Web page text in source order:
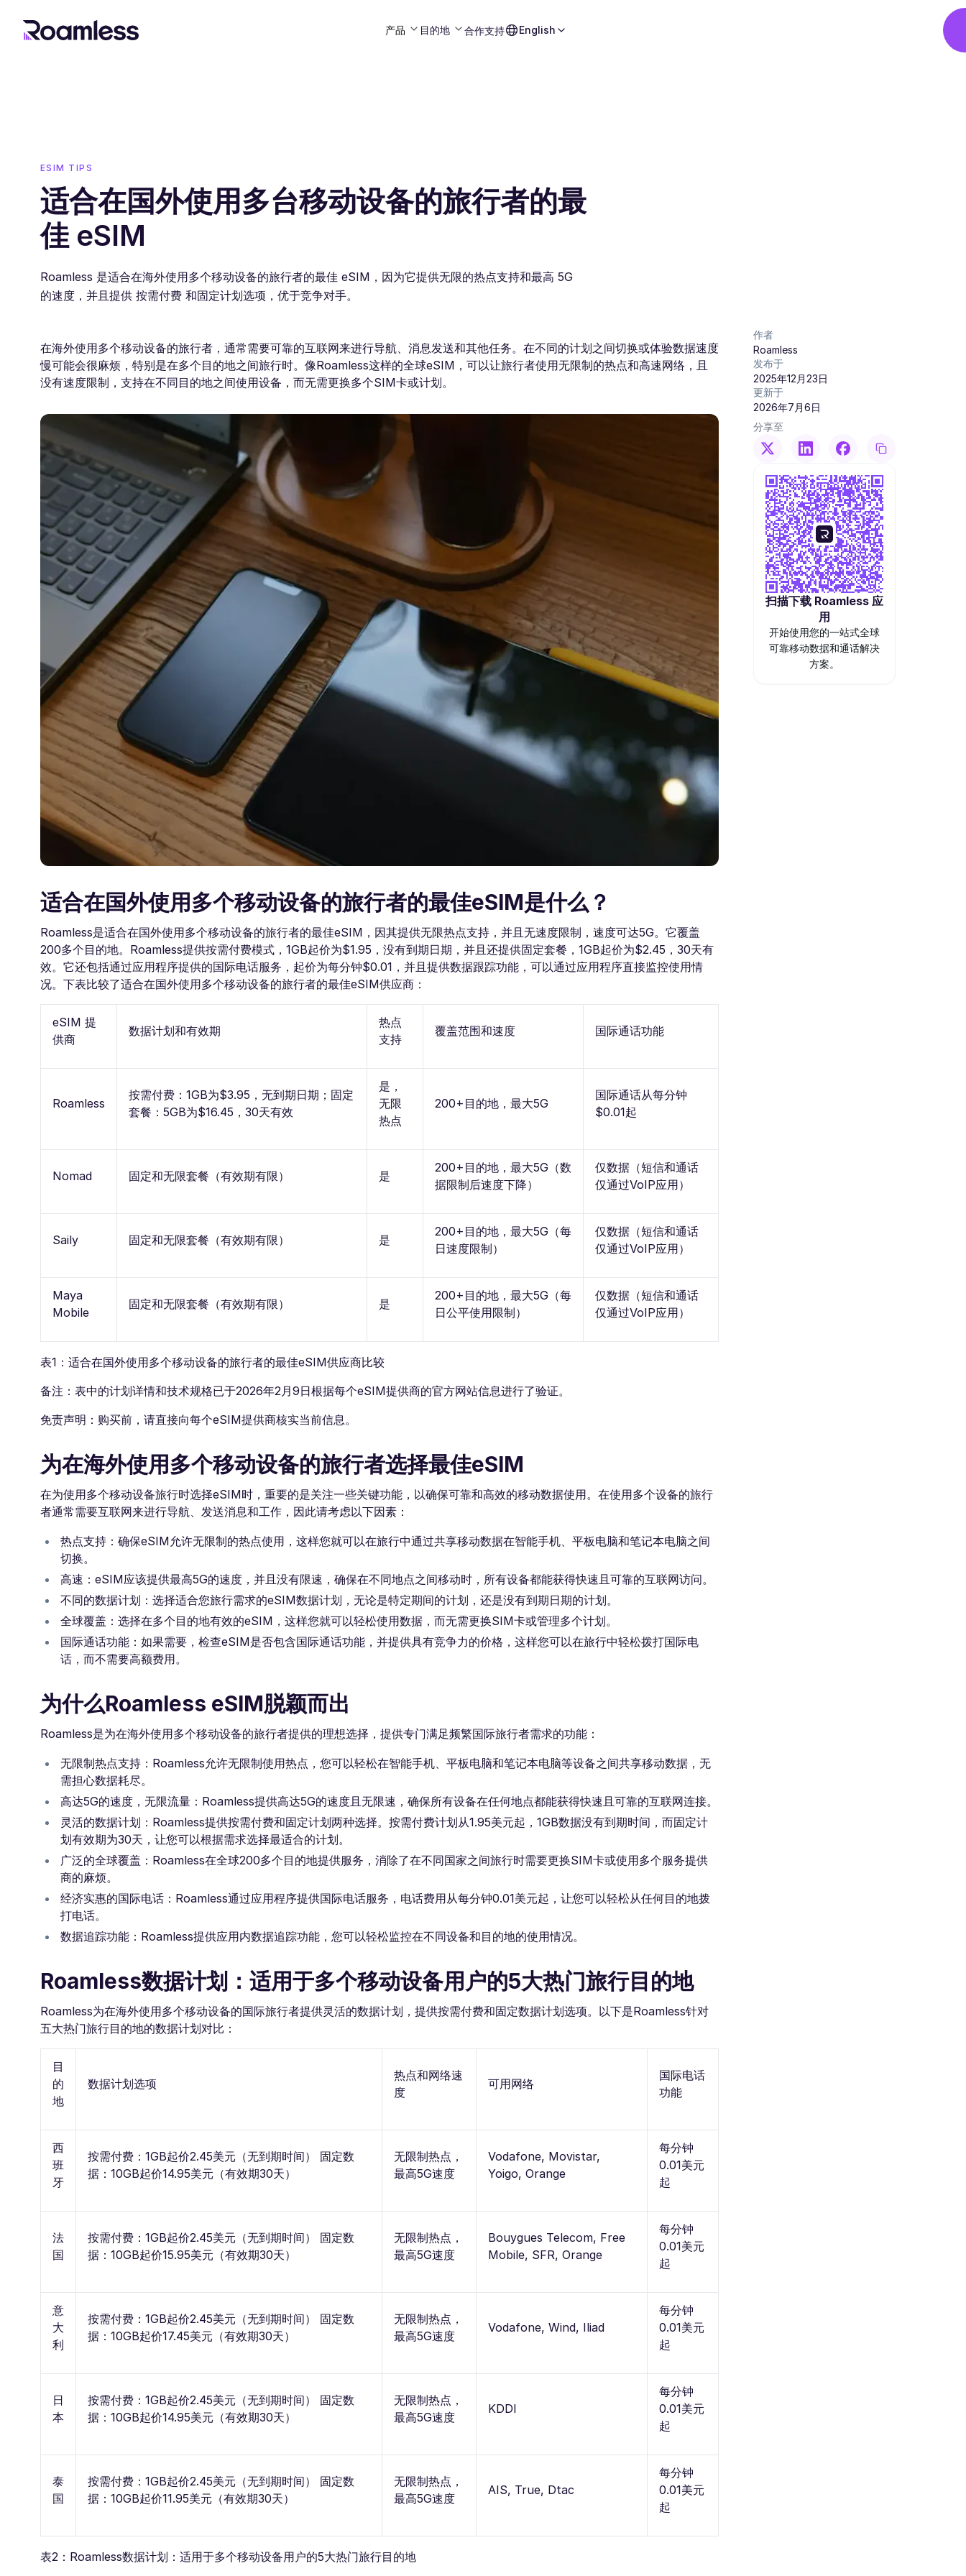
产品 目的地 合作支持 English
ESIM TIPS
适合在国外使用多台移动设备的旅行者的最
佳 eSIM
Roamless 是适合在海外使用多个移动设备的旅行者的最佳 eSIM，因为它提供无限的热点支持和最高 5G
的速度，并且提供 按需付费 和固定计划选项，优于竞争对手。
在海外使用多个移动设备的旅行者，通常需要可靠的互联网来进行导航、消息发送和其他任务。在不同的计划之间切换或体验数据速度
慢可能会很麻烦，特别是在多个目的地之间旅行时。像Roamless这样的全球eSIM，可以让旅行者使用无限制的热点和高速网络，且
没有速度限制，支持在不同目的地之间使用设备，而无需更换多个SIM卡或计划。
适合在国外使用多个移动设备的旅行者的最佳eSIM是什么？
Roamless是适合在国外使用多个移动设备的旅行者的最佳eSIM，因其提供无限热点支持，并且无速度限制，速度可达5G。它覆盖
200多个目的地。Roamless提供按需付费模式，1GB起价为$1.95，没有到期日期，并且还提供固定套餐，1GB起价为$2.45，30天有
效。它还包括通过应用程序提供的国际电话服务，起价为每分钟$0.01，并且提供数据跟踪功能，可以通过应用程序直接监控使用情
况。下表比较了适合在国外使用多个移动设备的旅行者的最佳eSIM供应商：
eSIM 提
供商
数据计划和有效期
热点
支持
覆盖范围和速度 国际通话功能
Roamless
按需付费：1GB为$3.95，无到期日期；固定
套餐：5GB为$16.45，30天有效
是，
无限
热点
200+目的地，最大5G
国际通话从每分钟
$0.01起
Nomad 固定和无限套餐（有效期有限） 是
200+目的地，最大5G（数
据限制后速度下降）
仅数据（短信和通话
仅通过VoIP应用）
Saily 固定和无限套餐（有效期有限） 是
200+目的地，最大5G（每
日速度限制）
仅数据（短信和通话
仅通过VoIP应用）
Maya
Mobile
固定和无限套餐（有效期有限） 是
200+目的地，最大5G（每
日公平使用限制）
仅数据（短信和通话
仅通过VoIP应用）
表1：适合在国外使用多个移动设备的旅行者的最佳eSIM供应商比较
备注：表中的计划详情和技术规格已于2026年2月9日根据每个eSIM提供商的官方网站信息进行了验证。
免责声明：购买前，请直接向每个eSIM提供商核实当前信息。
为在海外使用多个移动设备的旅行者选择最佳eSIM
在为使用多个移动设备旅行时选择eSIM时，重要的是关注一些关键功能，以确保可靠和高效的移动数据使用。在使用多个设备的旅行
者通常需要互联网来进行导航、发送消息和工作，因此请考虑以下因素：
热点支持：确保eSIM允许无限制的热点使用，这样您就可以在旅行中通过共享移动数据在智能手机、平板电脑和笔记本电脑之间
切换。
高速：eSIM应该提供最高5G的速度，并且没有限速，确保在不同地点之间移动时，所有设备都能获得快速且可靠的互联网访问。
不同的数据计划：选择适合您旅行需求的eSIM数据计划，无论是特定期间的计划，还是没有到期日期的计划。
全球覆盖：选择在多个目的地有效的eSIM，这样您就可以轻松使用数据，而无需更换SIM卡或管理多个计划。
国际通话功能：如果需要，检查eSIM是否包含国际通话功能，并提供具有竞争力的价格，这样您可以在旅行中轻松拨打国际电
话，而不需要高额费用。
为什么Roamless eSIM脱颖而出
Roamless是为在海外使用多个移动设备的旅行者提供的理想选择，提供专门满足频繁国际旅行者需求的功能：
无限制热点支持：Roamless允许无限制使用热点，您可以轻松在智能手机、平板电脑和笔记本电脑等设备之间共享移动数据，无
需担心数据耗尽。
高达5G的速度，无限流量：Roamless提供高达5G的速度且无限速，确保所有设备在任何地点都能获得快速且可靠的互联网连接。
灵活的数据计划：Roamless提供按需付费和固定计划两种选择。按需付费计划从1.95美元起，1GB数据没有到期时间，而固定计
划有效期为30天，让您可以根据需求选择最适合的计划。
广泛的全球覆盖：Roamless在全球200多个目的地提供服务，消除了在不同国家之间旅行时需要更换SIM卡或使用多个服务提供
商的麻烦。
经济实惠的国际电话：Roamless通过应用程序提供国际电话服务，电话费用从每分钟0.01美元起，让您可以轻松从任何目的地拨
打电话。
数据追踪功能：Roamless提供应用内数据追踪功能，您可以轻松监控在不同设备和目的地的使用情况。
Roamless数据计划：适用于多个移动设备用户的5大热门旅行目的地
Roamless为在海外使用多个移动设备的国际旅行者提供灵活的数据计划，提供按需付费和固定数据计划选项。以下是Roamless针对
五大热门旅行目的地的数据计划对比：
目
的
地
数据计划选项
热点和网络速
度
可用网络
国际电话
功能
西
班
牙
按需付费：1GB起价2.45美元（无到期时间） 固定数
据：10GB起价14.95美元（有效期30天）
无限制热点，
最高5G速度
Vodafone, Movistar,
Yoigo, Orange
每分钟
0.01美元
起
法
国
按需付费：1GB起价2.45美元（无到期时间） 固定数
据：10GB起价15.95美元（有效期30天）
无限制热点，
最高5G速度
Bouygues Telecom, Free
Mobile, SFR, Orange
每分钟
0.01美元
起
意
大
利
按需付费：1GB起价2.45美元（无到期时间） 固定数
据：10GB起价17.45美元（有效期30天）
无限制热点，
最高5G速度
Vodafone, Wind, Iliad
每分钟
0.01美元
起
日
本
按需付费：1GB起价2.45美元（无到期时间） 固定数
据：10GB起价14.95美元（有效期30天）
无限制热点，
最高5G速度
KDDI
每分钟
0.01美元
起
泰
国
按需付费：1GB起价2.45美元（无到期时间） 固定数
据：10GB起价11.95美元（有效期30天）
无限制热点，
最高5G速度
AIS, True, Dtac
每分钟
0.01美元
起
表2：Roamless数据计划：适用于多个移动设备用户的5大热门旅行目的地
作者
Roamless
发布于
2025年12月23日
更新于
2026年7月6日
分享至
扫描下载 Roamless 应
用
开始使用您的一站式全球
可靠移动数据和通话解决
方案。